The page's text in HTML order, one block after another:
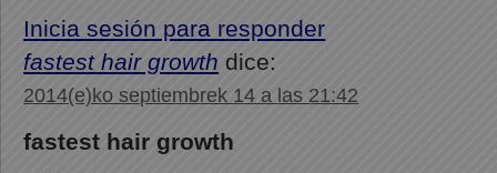
Inicia sesión para responder
fastest hair growth dice:
2014(e)ko septiembrek 14 a las 21:42
fastest hair growth